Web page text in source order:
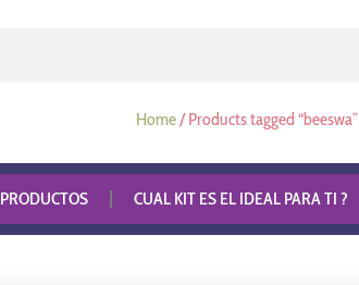
Home/ Products tagged “beeswa”
PRODUCTOS CUAL KIT ES EL IDEAL PARA TI ?